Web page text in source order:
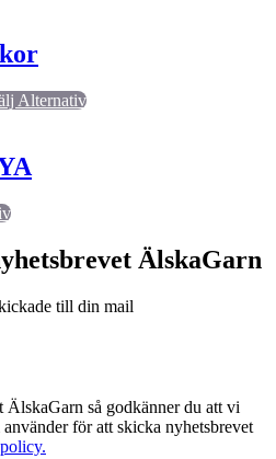
kr
AlternativDen
alternativen
väljas
på
Den
produkten
har
varianter.
väljas
på
produktsidan
ÄlskaGarn
till din mail
ÄlskaGarn så godkänner du att vi
för att skicka nyhetsbrevet